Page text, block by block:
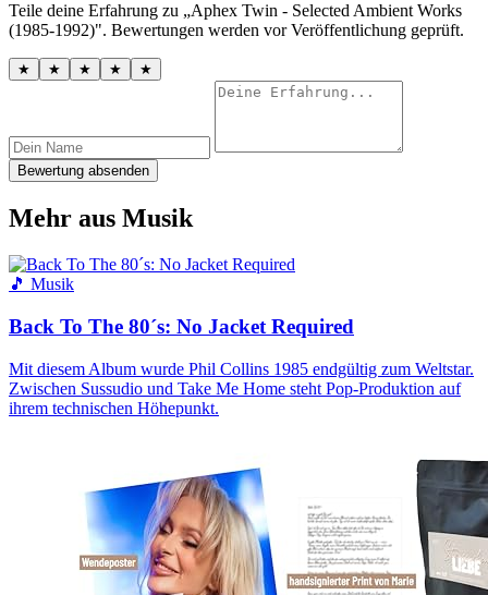
Teile deine Erfahrung zu „Aphex Twin - Selected Ambient Works
(1985-1992)". Bewertungen werden vor Veröffentlichung geprüft.
★ ★ ★ ★ ★
Bewertung absenden
Mehr aus Musik
🎵 Musik
Back To The 80´s: No Jacket Required
Mit diesem Album wurde Phil Collins 1985 endgültig zum Weltstar.
Zwischen Sussudio und Take Me Home steht Pop-Produktion auf
ihrem technischen Höhepunkt.